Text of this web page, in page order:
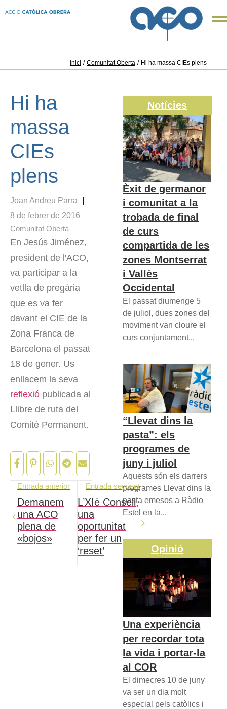
Inici / Comunitat Oberta / Hi ha massa CIEs plens
Hi ha
massa
CIEs
plens
Joan Andreu Parra
8 de febrer de 2016
Comunitat Oberta
En Jesús Jiménez,
president de l'ACO,
va participar a la
vetlla de pregària
que es va fer
davant el CIE de la
Zona Franca de
Barcelona el passat
18 de gener. Us
enllacem la seva
reflexió publicada al
Llibre de ruta del
Comitè Permanent.
Entrada anterior
Demanem
una ACO
plena de
«bojos»
Entrada següent
L’XIè Consell,
una
oportunitat
per fer un
‘reset’
Notícies
Èxit de germanor
i comunitat a la
trobada de final
de curs
compartida de les
zones Montserrat
i Vallès
Occidental
El passat diumenge 5
de juliol, dues zones del
moviment van cloure el
curs conjuntament...
“Llevat dins la
pasta”: els
programes de
juny i juliol
Aquests són els darrers
programes Llevat dins la
pasta emesos a Ràdio
Estel en la...
Opinió
Una experiència
per recordar tota
la vida i portar-la
al COR
El dimecres 10 de juny
va ser un dia molt
especial pels catòlics i